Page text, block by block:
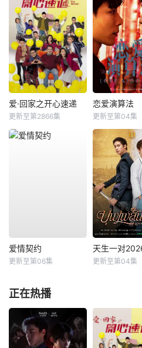
爱·回家之开心速递
更新至第2866集
恋爱演算法
更新至第04集
爱情契约
更新至第06集
天生一对
更新至第04集
正在热播